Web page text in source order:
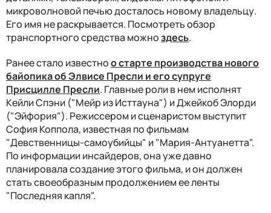
микроволновой печью досталось новому владельцу.
Его имя не раскрывается. Посмотреть обзор
транспортного средства можноздесь.
Ранее стало известноо старте производства нового
байопика об Элвисе Пресли и его супруге
Присцилле Пресли. Главные роли в нем исполнят
Кейли Спэни ("Мейр из Исттауна") и Джейкоб Элорди
("Эйфория"). Режиссером и сценаристом выступит
София Коппола, известная по фильмам
"Девственницы-самоубийцы" и "Мария-Антуанетта".
По информации инсайдеров, она уже давно
планировала создание этого фильма, и он должен
стать своеобразным продолжением ее ленты
"Последняя капля".